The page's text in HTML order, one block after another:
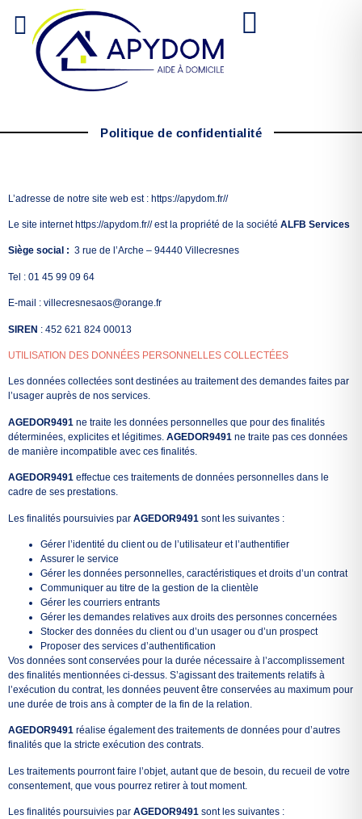
Panneau de gestion des cookies
Politique de confidentialité
L’adresse de notre site web est : https://apydom.fr//
Le site internet https://apydom.fr// est la propriété de la société ALFB Services
Siège social : 3 rue de l’Arche – 94440 Villecresnes
Tel : 01 45 99 09 64
E-mail : villecresnesaos@orange.fr
SIREN : 452 621 824 00013
UTILISATION DES DONNÉES PERSONNELLES COLLECTÉES
Les données collectées sont destinées au traitement des demandes faites par
l’usager auprès de nos services.
AGEDOR9491 ne traite les données personnelles que pour des finalités
déterminées, explicites et légitimes. AGEDOR9491 ne traite pas ces données
de manière incompatible avec ces finalités.
AGEDOR9491 effectue ces traitements de données personnelles dans le
cadre de ses prestations.
Les finalités poursuivies par AGEDOR9491 sont les suivantes :
Gérer l’identité du client ou de l’utilisateur et l’authentifier
Assurer le service
Gérer les données personnelles, caractéristiques et droits d’un contrat
Communiquer au titre de la gestion de la clientèle
Gérer les courriers entrants
Gérer les demandes relatives aux droits des personnes concernées
Stocker des données du client ou d’un usager ou d’un prospect
Proposer des services d’authentification
Vos données sont conservées pour la durée nécessaire à l’accomplissement
des finalités mentionnées ci-dessus. S’agissant des traitements relatifs à
l’exécution du contrat, les données peuvent être conservées au maximum pour
une durée de trois ans à compter de la fin de la relation.
AGEDOR9491 réalise également des traitements de données pour d’autres
finalités que la stricte exécution des contrats.
Les traitements pourront faire l’objet, autant que de besoin, du recueil de votre
consentement, que vous pourrez retirer à tout moment.
Les finalités poursuivies par AGEDOR9491 sont les suivantes :